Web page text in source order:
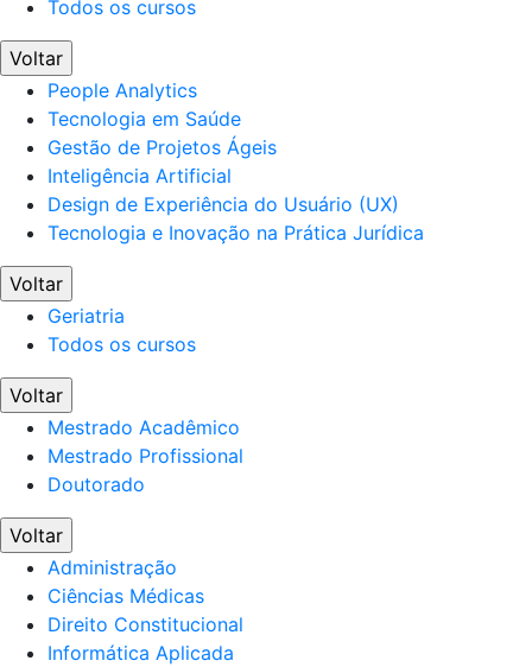
Todos os cursos
Voltar
People Analytics
Tecnologia em Saúde
Gestão de Projetos Ágeis
Inteligência Artificial
Design de Experiência do Usuário (UX)
Tecnologia e Inovação na Prática Jurídica
Voltar
Geriatria
Todos os cursos
Voltar
Mestrado Acadêmico
Mestrado Profissional
Doutorado
Voltar
Administração
Ciências Médicas
Direito Constitucional
Informática Aplicada